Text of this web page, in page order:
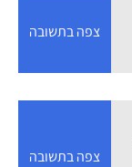
צפה בתשובה
צפה בתשובה